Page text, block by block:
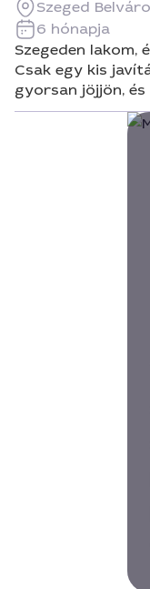
Szeged
6 hónapja
Szegeden lakom,
Csak egy kis
gyorsan jöjjön,